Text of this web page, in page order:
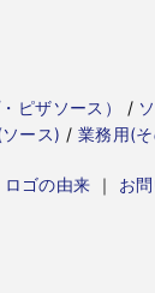
ピザソース） /
ース) / 業務用(
ロゴの由来 ｜ お